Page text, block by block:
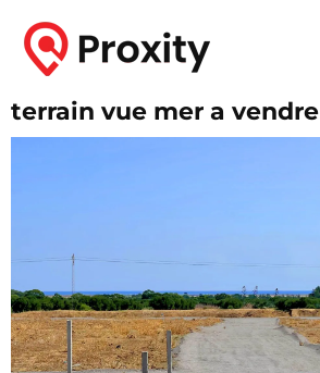
terrain vue mer a vendre